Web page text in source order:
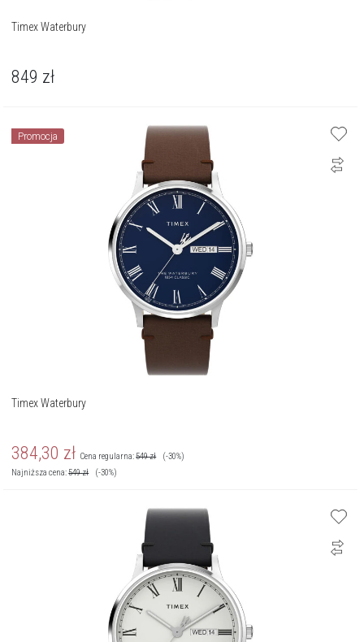
Timex Waterbury
849 zł
Promocja
Timex Waterbury
384,30 zł Cena regularna:549zł
(-30%)
Najniższa cena:549zł (-30%)